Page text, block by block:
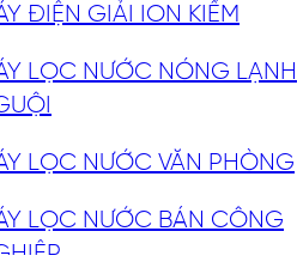
ĐIỆN GIẢI ION KIỀM
LỌC NƯỚC NÓNG LẠNH
LỌC NƯỚC VĂN PHÒNG
LỌC NƯỚC BÁN CÔNG